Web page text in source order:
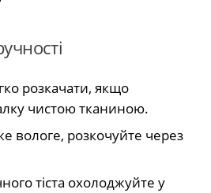
розкачати, якщо
чистою тканиною.
вологе, розкочуйте через
тіста охолоджуйте у